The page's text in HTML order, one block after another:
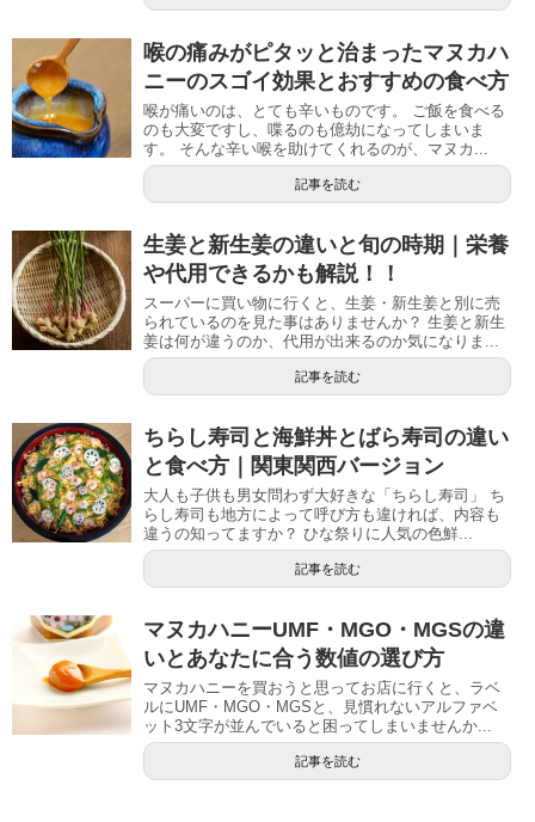
喉の痛みがピタッと治まったマヌカハ
ニーのスゴイ効果とおすすめの食べ方
喉が痛いのは、とても辛いものです。 ご飯を食べる
のも大変ですし、喋るのも億劫になってしまいま
す。 そんな辛い喉を助けてくれるのが、マヌカ...
記事を読む
生姜と新生姜の違いと旬の時期｜栄養
や代用できるかも解説！！
スーパーに買い物に行くと、生姜・新生姜と別に売
られているのを見た事はありませんか？ 生姜と新生
姜は何が違うのか、代用が出来るのか気になりま...
記事を読む
ちらし寿司と海鮮丼とばら寿司の違い
と食べ方｜関東関西バージョン
大人も子供も男女問わず大好きな「ちらし寿司」 ち
らし寿司も地方によって呼び方も違ければ、内容も
違うの知ってますか？ ひな祭りに人気の色鮮...
記事を読む
マヌカハニーUMF・MGO・MGSの違
いとあなたに合う数値の選び方
マヌカハニーを買おうと思ってお店に行くと、ラベ
ルにUMF・MGO・MGSと、見慣れないアルファベ
ット3文字が並んでいると困ってしまいませんか...
記事を読む